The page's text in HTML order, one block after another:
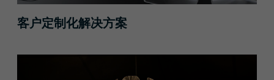
客户定制化解决方案